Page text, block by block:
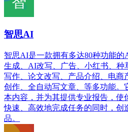
智思AI
智思AI是一款拥有多达80种功能
生成、AI改写、广告、小红书、种
写作、论文改写、产品介绍、电商
创作、全自动写文章、等多功能。
本内容，并为其提供专业报告，使
快速、高效地完成任务的同时，创
品。